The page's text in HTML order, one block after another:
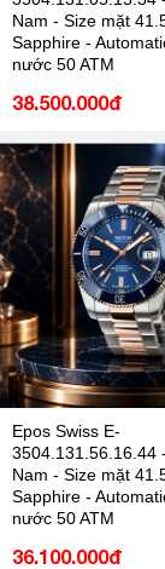
Nam - Size mặt
Sapphire -
nước 50 ATM
38.500.000đ
Epos Swiss E-
3504.131.56.16.44
Nam - Size mặt
Sapphire -
nước 50 ATM
36.100.000đ